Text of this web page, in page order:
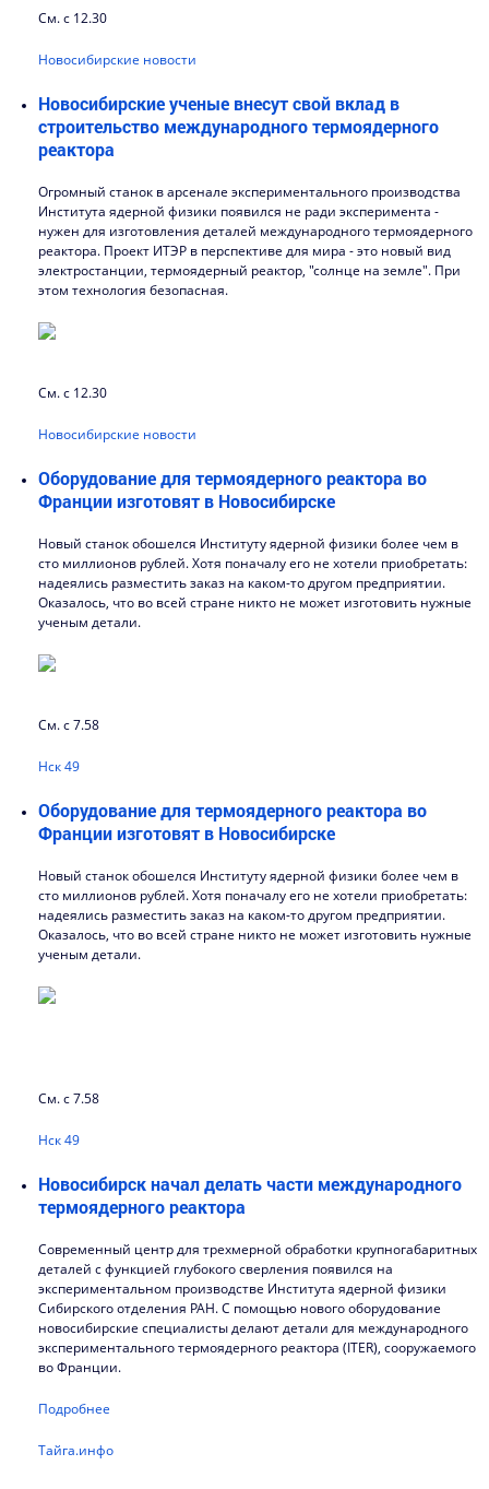
См. с 12.30
Новосибирские новости
Новосибирские ученые внесут свой вклад в
строительство международного термоядерного
реактора
Огромный станок в арсенале экспериментального производства
Института ядерной физики появился не ради эксперимента -
нужен для изготовления деталей международного термоядерного
реактора. Проект ИТЭР в перспективе для мира - это новый вид
электростанции, термоядерный реактор, "солнце на земле". При
этом технология безопасная.
См. с 12.30
Новосибирские новости
Оборудование для термоядерного реактора во
Франции изготовят в Новосибирске
Новый станок обошелся Институту ядерной физики более чем в
сто миллионов рублей. Хотя поначалу его не хотели приобретать:
надеялись разместить заказ на каком-то другом предприятии.
Оказалось, что во всей стране никто не может изготовить нужные
ученым детали.
См. с 7.58
Нск 49
Оборудование для термоядерного реактора во
Франции изготовят в Новосибирске
Новый станок обошелся Институту ядерной физики более чем в
сто миллионов рублей. Хотя поначалу его не хотели приобретать:
надеялись разместить заказ на каком-то другом предприятии.
Оказалось, что во всей стране никто не может изготовить нужные
ученым детали.
См. с 7.58
Нск 49
Новосибирск начал делать части международного
термоядерного реактора
Современный центр для трехмерной обработки крупногабаритных
деталей с функцией глубокого сверления появился на
экспериментальном производстве Института ядерной физики
Сибирского отделения РАН. С помощью нового оборудование
новосибирские специалисты делают детали для международного
экспериментального термоядерного реактора (ITER), сооружаемого
во Франции.
Подробнее
Тайга.инфо